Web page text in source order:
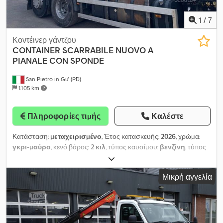
1 / 7
San Pietro in Gu' (PD)
1.105 km
Κοντέινερ γάντζου
CONTAINER SCARRABILE NUOVO A
PIANALE CON SPONDE
Πληροφορίες τιμής Καλέστε
Κατάσταση: μεταχειρισμένο, Έτος κατασκευής:2026, χρώμα:
γκρι-μαύρο, κενό βάρος:2 κιλ, τύπος καυσίμου: βενζίνη, τύπος
, TITLE: NEW FLATBED CONTAINER WITH
TWO SIDE BOARDS PER SIDE IN TR5 AND REAR BOARD WITH
DOUBLE-ACTION (SWING AND TIPPING) AND 1.10 M CRANE
CLEARANCE, FLOOR SUPPORTED ON 200 MM BEAMS, NO. 2
FRONT HYDRAULIC LOCKING CYLINDERS. REF: 24-N-39 TYPE:
Flatbed with TR5 C side boards NEW: Yes LID: No OPENING: Rear
and side 2+2 DIMENSIONS OVERALL EXTERNAL LENGTH: 6.20 m
Μικρή αγγελία